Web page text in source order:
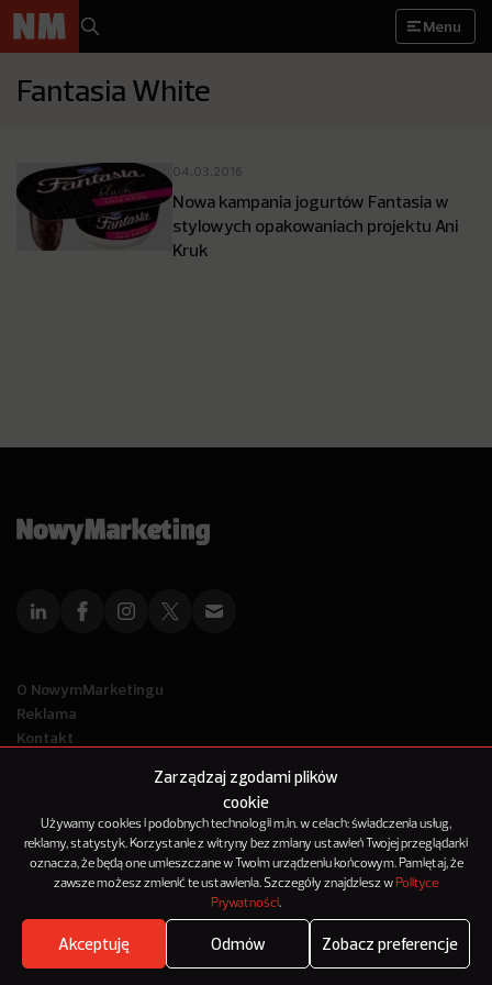
Zarządzaj zgodami plików
cookie
Używamy cookies i podobnych technologii m.in. w celach: świadczenia usług,
reklamy, statystyk. Korzystanie z witryny bez zmiany ustawień Twojej przeglądarki
oznacza, że będą one umieszczane w Twoim urządzeniu końcowym. Pamiętaj, że
zawsze możesz zmienić te ustawienia. Szczegóły znajdziesz w Polityce
Prywatności.
Akceptuję Odmów Zobacz preferencje
Menu
Fantasia White
04.03.2016
Nowa kampania jogurtów Fantasia w
stylowych opakowaniach projektu Ani
Kruk
Where's the beef?
O NowymMarketingu
Reklama
Kontakt
© 2012-2025
NowyMarketing jest marką 143Media Sp. z o.o.